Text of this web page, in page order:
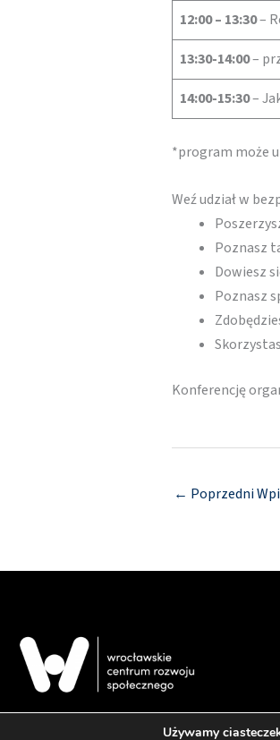
12:00 – 13:30–
13:30-14:00–
14:00-15:30–
*program może
Weź udział w
Poznasz
Dowiesz
Poznasz
Konferencję
← Poprzedni
Używamy